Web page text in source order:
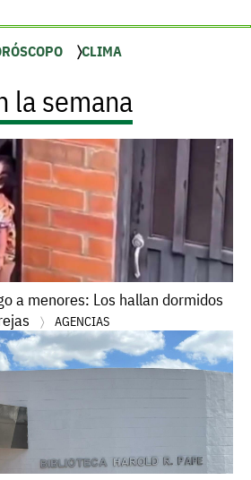
CLIMA
la semana
a menores: Los hallan dormidos
AGENCIAS